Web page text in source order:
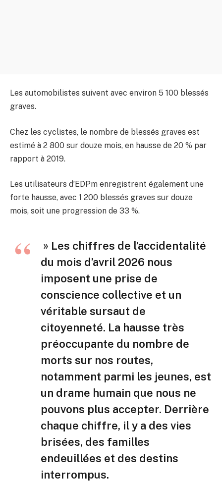
Les automobilistes suivent avec environ 5 100 blessés
graves.
Chez les cyclistes, le nombre de blessés graves est
estimé à 2 800 sur douze mois, en hausse de 20 % par
rapport à 2019.
Les utilisateurs d’EDPm enregistrent également une
forte hausse, avec 1 200 blessés graves sur douze
mois, soit une progression de 33 %.
» Les chiffres de l’accidentalité
du mois d’avril 2026 nous
imposent une prise de
conscience collective et un
véritable sursaut de
citoyenneté. La hausse très
préoccupante du nombre de
morts sur nos routes,
notamment parmi les jeunes, est
un drame humain que nous ne
pouvons plus accepter. Derrière
chaque chiffre, il y a des vies
brisées, des familles
endeuillées et des destins
interrompus.